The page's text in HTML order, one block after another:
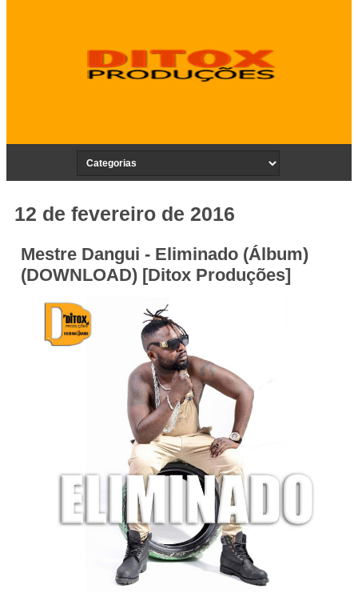
12 de fevereiro de 2016
Mestre Dangui - Eliminado (Álbum)
(DOWNLOAD) [Ditox Produções]